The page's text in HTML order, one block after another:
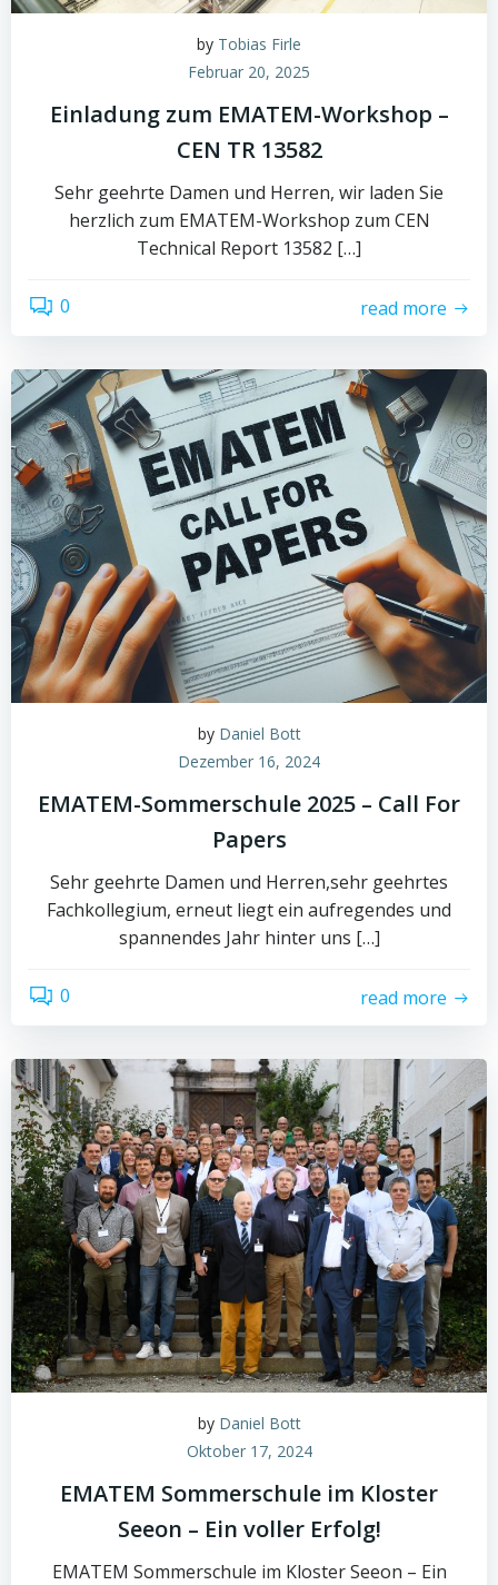
by Tobias Firle
Februar 20, 2025
Einladung zum EMATEM-Workshop –
CEN TR 13582
Sehr geehrte Damen und Herren, wir laden Sie
herzlich zum EMATEM-Workshop zum CEN
Technical Report 13582 […]
0 read more
by Daniel Bott
Dezember 16, 2024
EMATEM-Sommerschule 2025 – Call For
Papers
Sehr geehrte Damen und Herren,sehr geehrtes
Fachkollegium, erneut liegt ein aufregendes und
spannendes Jahr hinter uns […]
0 read more
by Daniel Bott
Oktober 17, 2024
EMATEM Sommerschule im Kloster
Seeon – Ein voller Erfolg!
EMATEM Sommerschule im Kloster Seeon – Ein